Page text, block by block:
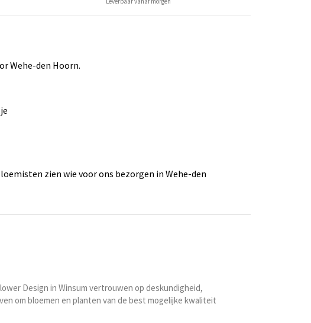
Wehe-den Hoorn.
zien wie voor ons bezorgen in Wehe-den
Design in Winsum vertrouwen op deskundigheid,
om bloemen en planten van de best mogelijke kwaliteit